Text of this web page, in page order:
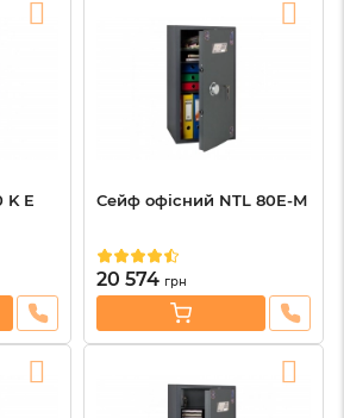
K E Сейф офісний NTL 80E-М
20 574 грн